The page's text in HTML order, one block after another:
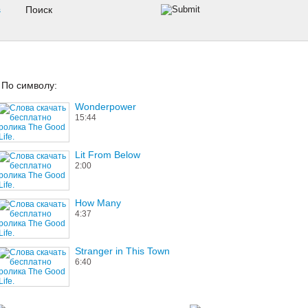
По символу:
Wonderpower
15:44
Lit From Below
2:00
How Many
4:37
Stranger in This Town
6:40